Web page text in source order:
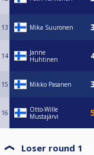
13 Mika Suuronen
14
Janne
Huhtinen
15 Mikko Pasanen
16
Otto-Wille
Mustajärvi
Loser round 1